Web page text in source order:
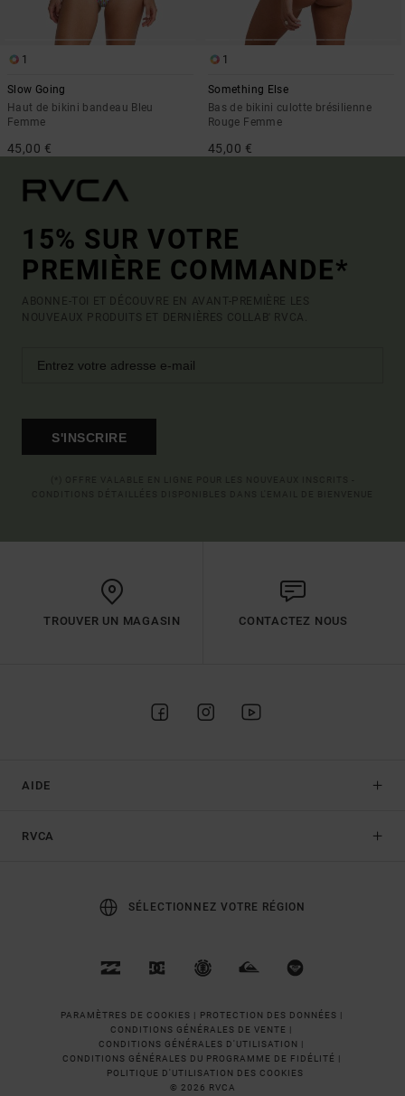
1
Slow Going
Haut de bikini bandeau Bleu
Femme
45,00 €
1
Something Else
Bas de bikini culotte brésilienne
Rouge Femme
45,00 €
15% SUR VOTRE
PREMIÈRE COMMANDE*
ABONNE-TOI ET DÉCOUVRE EN AVANT-PREMIÈRE LES
NOUVEAUX PRODUITS ET DERNIÈRES COLLAB' RVCA.
S'INSCRIRE
TROUVER UN MAGASIN CONTACTEZ NOUS
AIDE
RVCA
SÉLECTIONNEZ VOTRE RÉGION
PARAMÈTRES DE COOKIES | PROTECTION DES DONNÉES |
CONDITIONS GÉNÉRALES DE VENTE |
CONDITIONS GÉNÉRALES D'UTILISATION |
CONDITIONS GÉNÉRALES DU PROGRAMME DE FIDÉLITÉ |
POLITIQUE D'UTILISATION DES COOKIES
© 2026 RVCA